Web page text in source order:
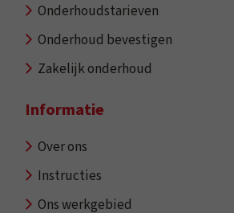
Onderhoudstarieven
Onderhoud bevestigen
Zakelijk onderhoud
Informatie
Over ons
Instructies
Ons werkgebied